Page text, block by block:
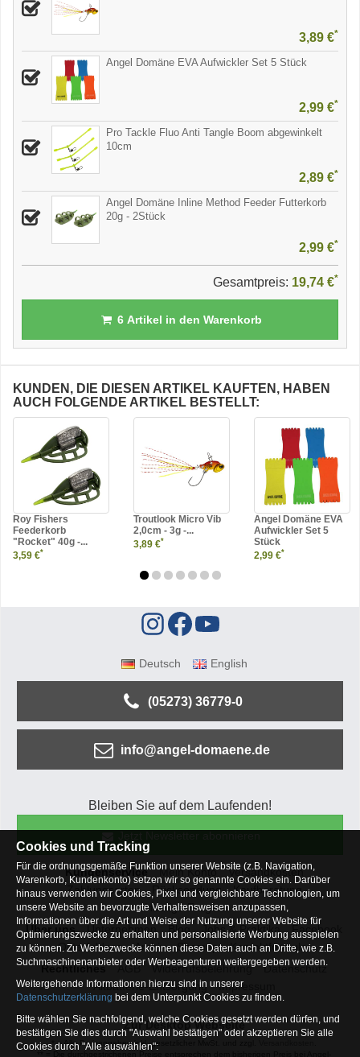
3,89 €*
Angel Domäne EVA Aufwickler Set 5 Stück
2,99 €*
Pro Tackle Fluo Anti Tangle Boom abgewinkelt
10cm
2,89 €*
Angel Domäne Inline Method Feeder Futterkorb
20g - 2Stück
2,99 €*
Gesamtpreis: 19,74 €*
6Artikel in den Warenkorb
KUNDEN, DIE DIESEN ARTIKEL KAUFTEN, HABEN
AUCH FOLGENDE ARTIKEL BESTELLT:
Roy Fishers
Feederkorb
"Rocket" 40g -...
3,59 €*
Troutlook Micro Vib
2,0cm - 3g -...
3,89 €*
Angel Domäne EVA
Aufwickler Set 5
Stück
2,99 €*
Deutsch English
(05273) 36779-0
info@angel-domaene.de
Bleiben Sie auf dem Laufenden!
Kundenservice Mein Konto
Versandkosten
Zahlungsarten
Rücksendung
Kaufberatung
Häufige Fragen
Über uns
Unternehmen Blog Jobs & Praktika
Facebook
Osterfeldsee
Archiv Sitemap
Kontaktformular
Rechtliches
AGB Widerrufsbelehrung
Datenschutz
Altbatterie-Entsorgung
Impressum
Zur Desktop Webseite
* = Alle Preisangaben inkl. gesetzlicher MwSt. und zzgl.
Cookies und Tracking
Für die ordnungsgemäße Funktion unserer Website (z.B. Navigation,
Warenkorb, Kundenkonto) setzen wir so genannte Cookies ein. Darüber
hinaus verwenden wir Cookies, Pixel und vergleichbare Technologien, um
unsere Website an bevorzugte Verhaltensweisen anzupassen,
Informationen über die Art und Weise der Nutzung unserer Website für
Optimierungszwecke zu erhalten und personalisierte Werbung ausspielen
zu können. Zu Werbezwecke können diese Daten auch an Dritte, wie z.B.
Suchmaschinenanbieter oder Werbeagenturen weitergegeben werden.
Weitergehende Informationen hierzu sind in unserer
Datenschutzerklärung bei dem Unterpunkt Cookies zu finden.
Bitte wählen Sie nachfolgend, welche Cookies gesetzt werden dürfen, und
bestätigen Sie dies durch "Auswahl bestätigen" oder akzeptieren Sie alle
Cookies durch "Alle auswählen":